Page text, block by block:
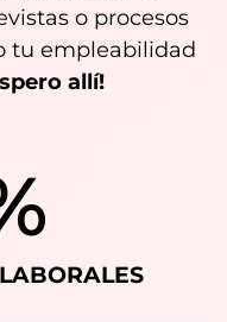
o procesos
tu empleabilidad
allí!